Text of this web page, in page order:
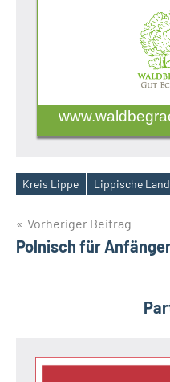
Schlagwörter
Kreis Lippe Lippische
Vorheriger Beitrag
Polnisch für